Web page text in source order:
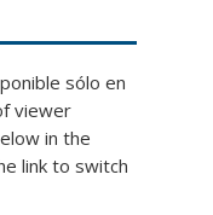
sólo en
viewer
in the
link to switch